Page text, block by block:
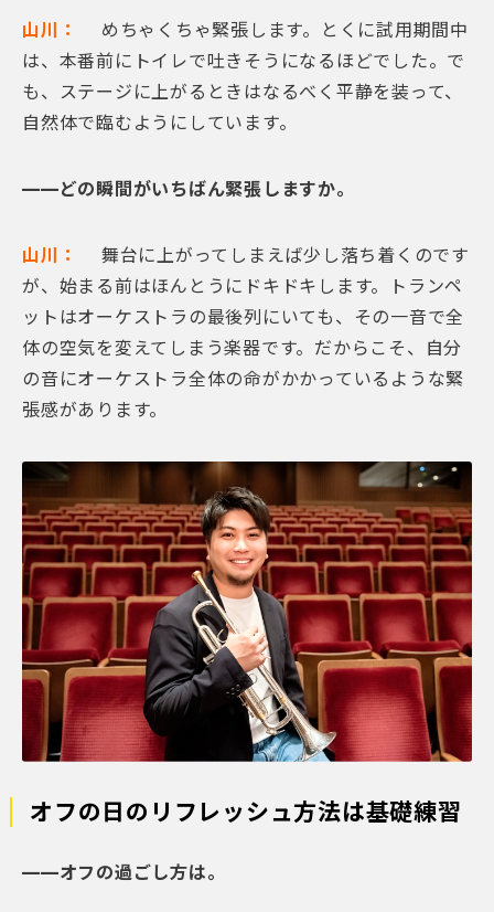
山川：
めちゃくちゃ緊張します。とくに試用期間中
は、本番前にトイレで吐きそうになるほどでした。で
も、ステージに上がるときはなるべく平静を装って、
自然体で臨むようにしています。
——どの瞬間がいちばん緊張しますか。
山川：
舞台に上がってしまえば少し落ち着くのです
が、始まる前はほんとうにドキドキします。トランペ
ットはオーケストラの最後列にいても、その一音で全
体の空気を変えてしまう楽器です。だからこそ、自分
の音にオーケストラ全体の命がかかっているような緊
張感があります。
オフの日のリフレッシュ方法は基礎練習
——オフの過ごし方は。